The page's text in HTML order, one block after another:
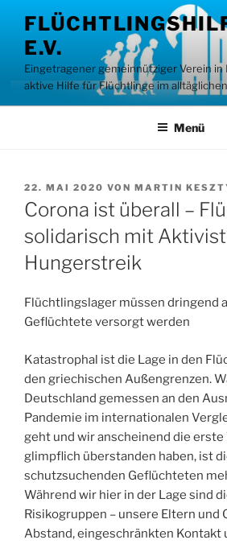
Inhalt
springen
E.V.
Eingetragener gemeinnütziger Verein in
aktive Hilfe für Flüchtlinge im
Menü
VERÖFFENTLICHT
AM
22. MAI 2020 VON MARTIN
Corona ist überall –
solidarisch mit
Hungerstreik
Flüchtlingslager müssen dringend
Geflüchtete versorgt werden
Katastrophal ist die Lage in den
den griechischen Außengrenzen.
Deutschland gemessen an den
Pandemie im internationalen
geht und wir anscheinend die
glimpflich überstanden haben, ist
schutzsuchenden Geflüchteten
Während wir hier in der Lage sind
Risikogruppen – unsere Eltern und
Abstand, eingeschränkten Kontakt